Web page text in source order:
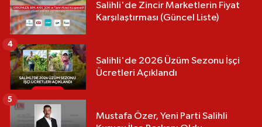
Salihli'de Zincir Marketlerin Fiyat
Karşılaştırması (Güncel Liste)
Salihli'de 2026 Üzüm Sezonu İşçi
Ücretleri Açıklandı
4
Mustafa Özer, Yeni Parti Salihli
5